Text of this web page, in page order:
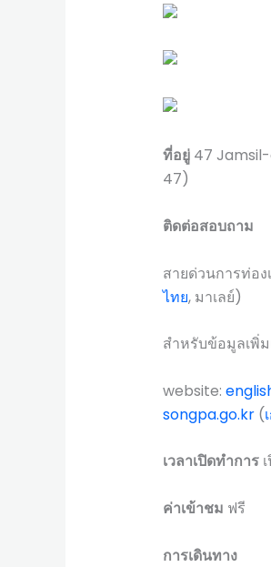
ที่อยู่47 Jamsil-
47)
ติดต่อสอบถาม
สายด่วนการท่อง
ไทย, มาเลย์)
สำหรับข้อมูลเพิ่
website:
songpa.go.kr(
เวลาเปิดทำการ
ค่าเข้าชม ฟรี
การเดินทาง